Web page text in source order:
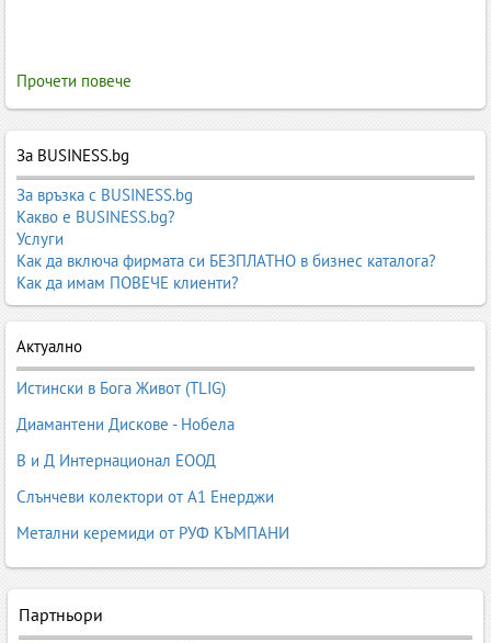
Прочети повече
За BUSINESS.bg
За връзка с BUSINESS.bg
Какво е BUSINESS.bg?
Услуги
Как да включа фирмата си БЕЗПЛАТНО в бизнес каталога?
Как да имам ПОВЕЧЕ клиенти?
Актуално
Истински в Бога Живот (TLIG)
Диамантени Дискове - Нобела
В и Д Интернационал ЕООД
Слънчеви колектори от А1 Енерджи
Метални керемиди от РУФ КЪМПАНИ
Партньори